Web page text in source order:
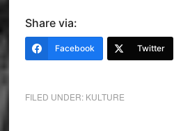
Share via:
Facebook Twitter
FILED UNDER: KULTURE